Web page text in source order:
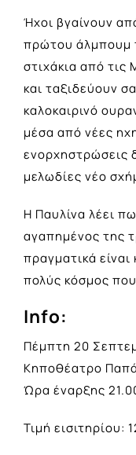
Ήχοι βγαίνουν
πρώτου άλμπουμ
στιχάκια από
και ταξιδεύουν
καλοκαιρινό
μέσα από νέες
ενορχηστρώσεις
μελωδίες νέο
Η Παυλίνα λέει
αγαπημένος της
πραγματικά
πολύς κόσμος
Info:
Πέμπτη 20
Κηποθέατρο
Ώρα έναρξης
Τιμή εισιτηρίου: